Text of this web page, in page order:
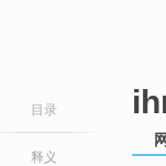
目录
释义